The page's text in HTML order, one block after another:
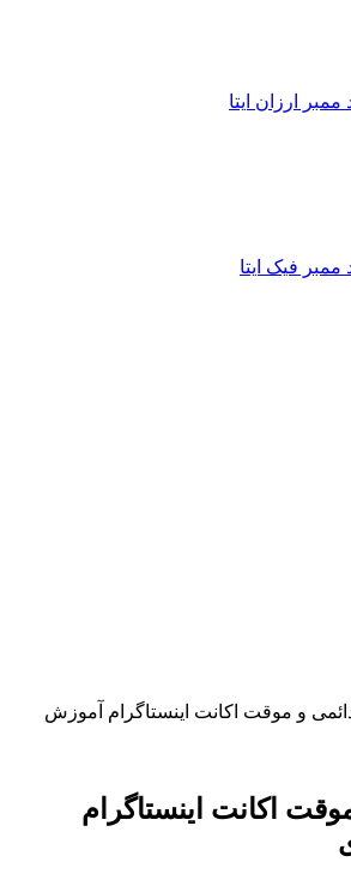
ممبر ارزان ایتا
ممبر فیک ایتا
و موقت اکانت اینستاگرام آموزش
اکانت اینستاگرام